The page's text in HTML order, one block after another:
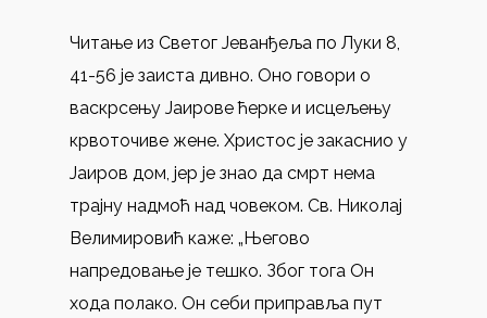
Читање из Светог Јеванђеља по Луки 8,
41-56 је заиста дивно. Оно говори о
васкрсењу Јаирове ћерке и исцељењу
крвоточиве жене. Христос је закаснио у
Јаиров дом, јер је знао да смрт нема
трајну надмоћ над човеком. Св. Николај
Велимировић каже: „Његово
напредовање је тешко. Због тога Он
хода полако. Он себи приправља пут